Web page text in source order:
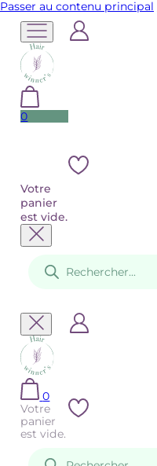
Passer au contenu principal
0
Votre
panier
est vide.
produits
0
Votre
panier
est vide.